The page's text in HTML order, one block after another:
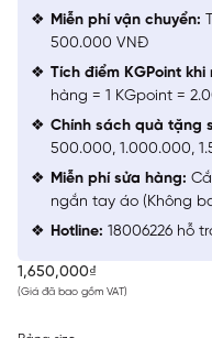
1,650,000₫
(Giá đã bao gồm VAT)
Miễn phí vận chuyển:
500.000 VNĐ
Tích điểm KGPoint khi
hàng = 1 KGpoint =
Chính sách quà tặng
500.000, 1.000.000,
Miễn phí sửa hàng:
ngắn tay áo (Không
Hotline: 18006226 hỗ